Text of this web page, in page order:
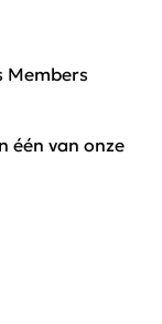
Members
één van onze